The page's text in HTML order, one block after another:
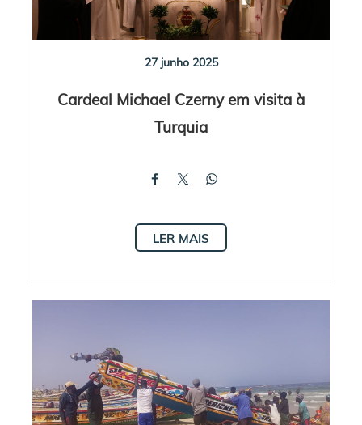
27 junho 2025
Cardeal Michael Czerny em visita à
Turquia
LER MAIS